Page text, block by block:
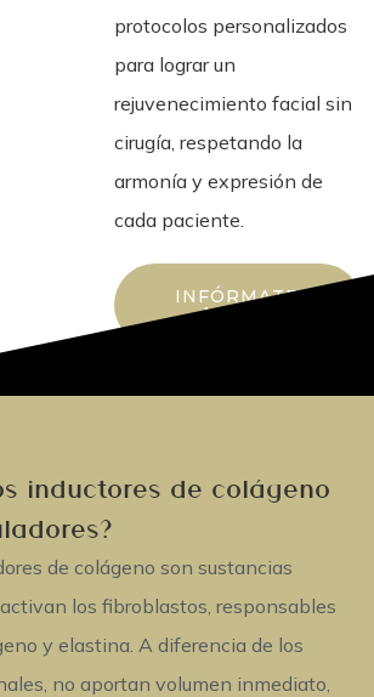
protocolos personalizados
para lograr un
rejuvenecimiento facial sin
cirugía, respetando la
armonía y expresión de
cada paciente.
INFÓRMATE
AHORA
inductores de colágeno
de colágeno son sustancias
los fibroblastos, responsables
y elastina. A diferencia de los
no aportan volumen inmediato,